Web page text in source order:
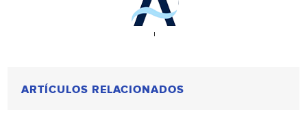
ARTÍCULOS RELACIONADOS